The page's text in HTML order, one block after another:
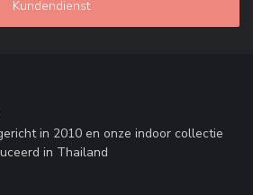
Kundendienst
in 2010 en onze indoor collectie
in Thailand